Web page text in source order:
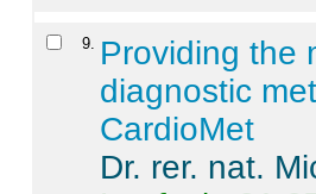
9
Providing the
diagnostic
CardioMet
Dr. rer. nat.